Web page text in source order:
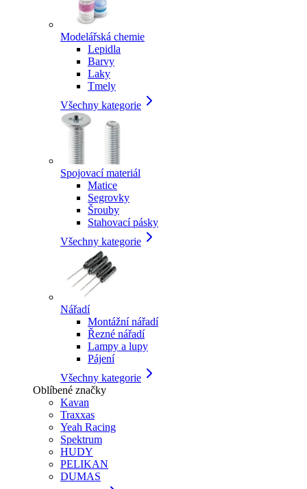
Modelářská chemie
Lepidla
Barvy
Laky
Tmely
Všechny kategorie
Spojovací materiál
Matice
Segrovky
Šrouby
Stahovací pásky
Všechny kategorie
Nářadí
Montážní nářadí
Řezné nářadí
Lampy a lupy
Pájení
Všechny kategorie
Oblíbené značky
Kavan
Traxxas
Yeah Racing
Spektrum
HUDY
PELIKAN
DUMAS